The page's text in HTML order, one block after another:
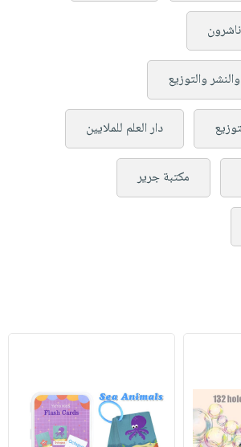
ناشرون
والتوزيع
دار العلم للملايين
مكتبة جرير